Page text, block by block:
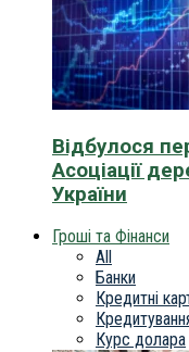
Відбулося
Асоціації
України
Гроші та Фінанси
All
Банки
Кредитні
Курс долара